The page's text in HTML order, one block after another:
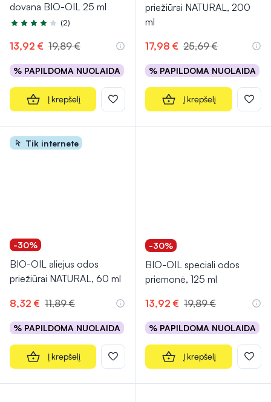
dovana BIO-OIL 25 ml
Įvertinimas 4.0 iš 5
(2)
13,92 € 19,89 €
% PAPILDOMA NUOLAIDA
Į krepšelį
priežiūrai NATURAL, 200
ml
17,98 € 25,69 €
% PAPILDOMA NUOLAIDA
Į krepšelį
Tik internete
-30%
BIO-OIL aliejus odos
priežiūrai NATURAL, 60 ml
8,32 € 11,89 €
% PAPILDOMA NUOLAIDA
Į krepšelį
-30%
BIO-OIL speciali odos
priemonė, 125 ml
13,92 € 19,89 €
% PAPILDOMA NUOLAIDA
Į krepšelį